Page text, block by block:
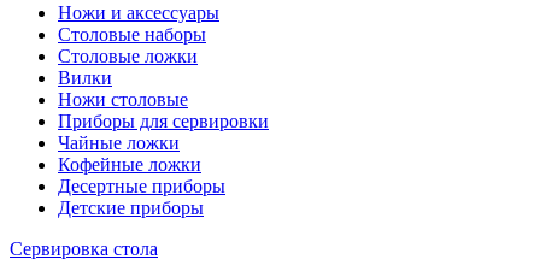
Ножи и аксессуары
Столовые наборы
Столовые ложки
Вилки
Ножи столовые
Приборы для сервировки
Чайные ложки
Кофейные ложки
Десертные приборы
Детские приборы
Сервировка стола